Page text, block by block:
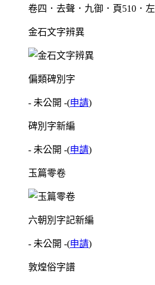
卷四．去聲．九御．頁510．左
金石文字辨異
偏類碑別字
- 未公開 -(申請)
碑別字新編
- 未公開 -(申請)
玉篇零卷
六朝別字記新編
- 未公開 -(申請)
敦煌俗字譜